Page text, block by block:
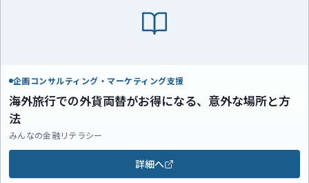
企画コンサルティング・マーケティング支援
海外旅行での外貨両替がお得になる、意外な場所と方
法
みんなの金融リテラシー
詳細へ